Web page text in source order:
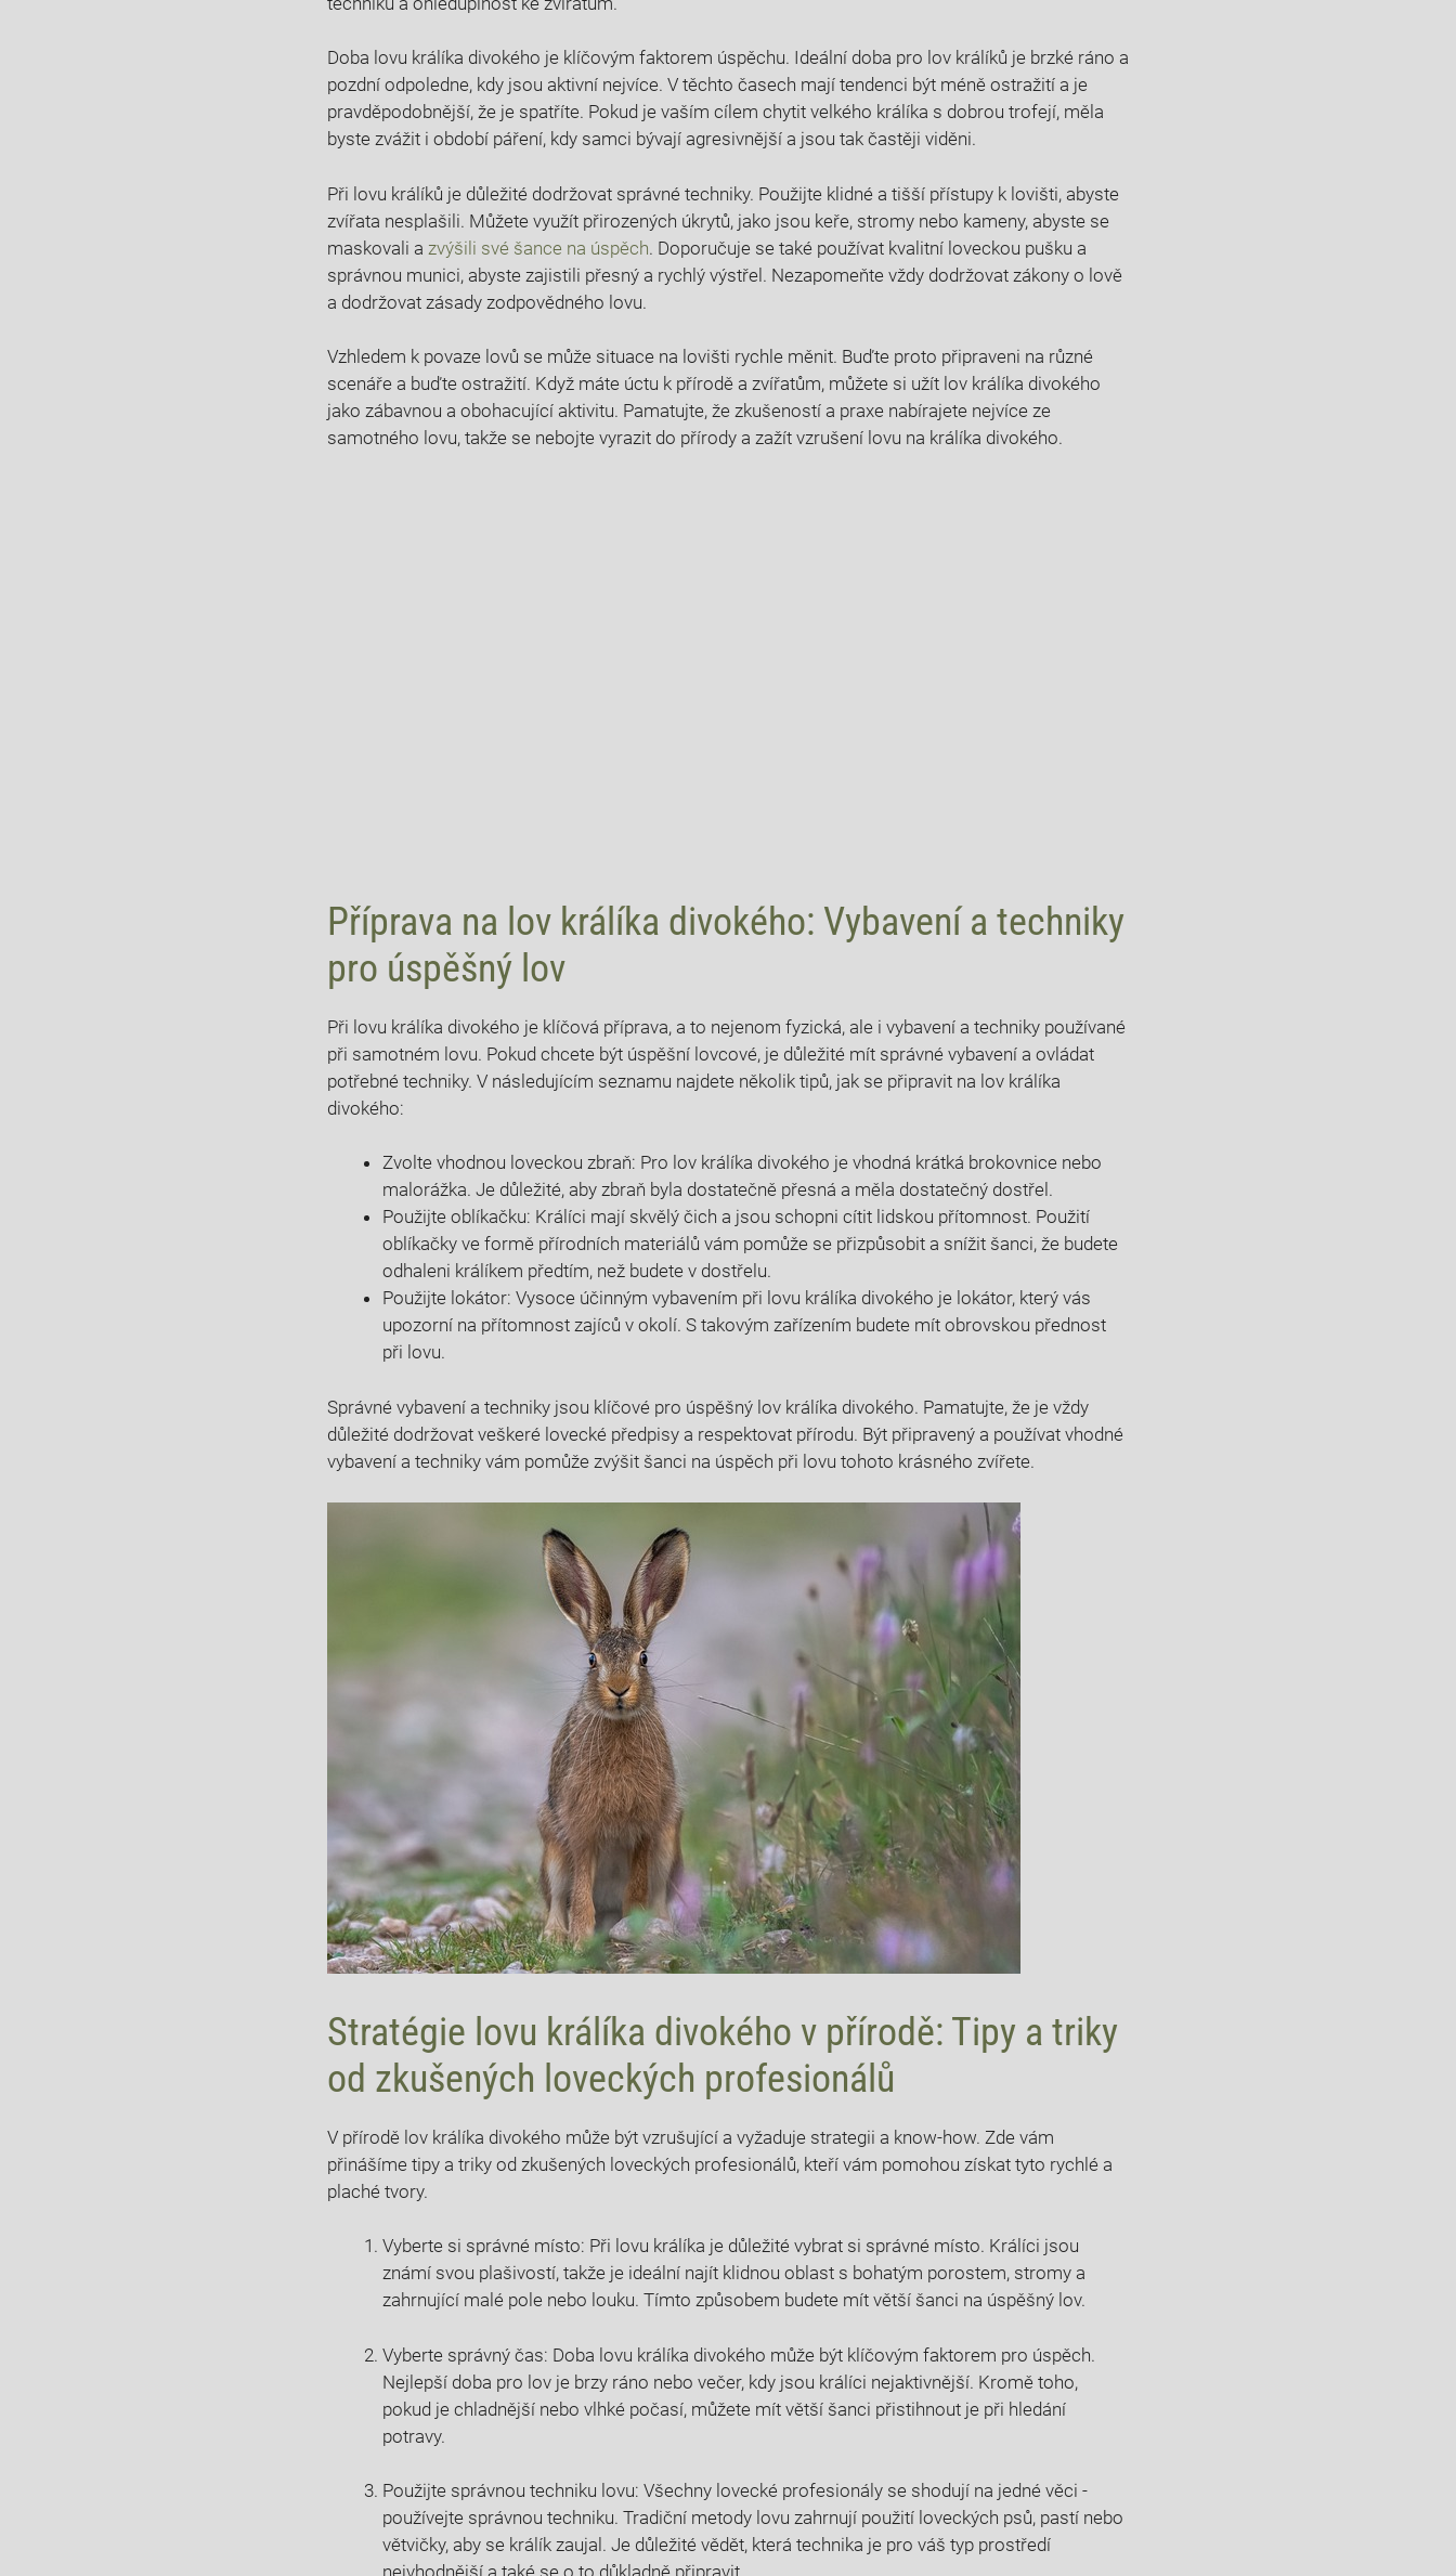
Doba lovu králíka divokého je klíčovým faktorem úspěchu. Ideální doba pro lov králíků je brzké ráno​ a
pozdní odpoledne, kdy jsou aktivní nejvíce. V těchto časech mají tendenci být⁤ méně ostražití a je
pravděpodobnější,‍ že je spatříte. Pokud je vaším cílem chytit velkého králíka s dobrou trofejí, měla
byste zvážit i období páření, kdy samci bývají agresivnější a jsou tak častěji viděni.
Při lovu králíků je důležité dodržovat správné techniky. Použijte klidné a tišší přístupy ‌k lovišti, abyste
zvířata nesplašili.​ Můžete využít přirozených úkrytů, jako jsou keře, stromy nebo kameny, abyste se
maskovali a zvýšili své šance na úspěch. Doporučuje se⁣ také používat kvalitní‍ loveckou pušku a
správnou munici, abyste zajistili přesný a rychlý výstřel. ⁣Nezapomeňte vždy⁤ dodržovat ⁣zákony o lově
a dodržovat zásady zodpovědného lovu.
Vzhledem k povaze lovů se může situace na lovišti rychle ‌měnit. Buďte proto připraveni na ‌různé
scenáře a buďte ostražití. Když máte úctu k přírodě a zvířatům, můžete si užít lov králíka divokého
jako zábavnou a obohacující aktivitu. Pamatujte, že zkušeností a praxe nabírajete nejvíce ze
samotného lovu, takže ⁢se nebojte⁣ vyrazit‍ do ‌přírody a zažít vzrušení‌ lovu na králíka divokého.
Příprava na lov králíka divokého: Vybavení a techniky
pro⁤ úspěšný lov
Při ⁢lovu králíka divokého je​ klíčová příprava, a to nejenom fyzická, ale i vybavení a techniky používané
⁢při ⁣samotném ⁤lovu. Pokud chcete být úspěšní lovcové, je důležité mít ​správné vybavení a ovládat‍
potřebné techniky.‍ V následujícím seznamu najdete několik ‌tipů, jak se připravit na ⁢lov králíka
divokého:
Zvolte vhodnou loveckou zbraň: Pro lov králíka ⁤divokého je vhodná krátká brokovnice nebo⁢
malorážka. Je důležité, aby zbraň byla dostatečně přesná a měla dostatečný dostřel.
Použijte oblíkačku: Králíci mají skvělý čich a jsou schopni cítit lidskou přítomnost.​ Použití
oblíkačky ve formě přírodních materiálů vám pomůže se ‌přizpůsobit a snížit šanci, že budete
odhaleni králíkem předtím, než budete v dostřelu.
Použijte lokátor: Vysoce účinným vybavením při lovu králíka divokého je lokátor, který vás⁣
upozorní na přítomnost zajíců v okolí. S takovým zařízením budete ​mít obrovskou přednost
při lovu.
Správné vybavení a techniky jsou klíčové pro úspěšný lov ⁤králíka divokého. Pamatujte, že je vždy⁢
důležité dodržovat veškeré lovecké předpisy a respektovat přírodu. Být připravený a používat vhodné
vybavení a​ techniky vám‌ pomůže zvýšit šanci na úspěch při ‍lovu⁤ tohoto krásného zvířete.
Stratégie lovu králíka divokého v přírodě: Tipy⁤ a triky
od zkušených loveckých profesionálů
V přírodě lov králíka divokého může⁣ být ⁣vzrušující ⁣a vyžaduje strategii a know-how. Zde vám
přinášíme tipy a triky od​ zkušených loveckých profesionálů, kteří vám pomohou ‌získat tyto rychlé a
plaché tvory.
Vyberte si správné místo: Při lovu králíka je důležité vybrat ⁢si správné místo. Králíci jsou
známí svou plašivostí, takže je ideální najít klidnou oblast s bohatým porostem, stromy a
zahrnující malé pole nebo louku.‌ Tímto způsobem⁣ budete mít větší šanci na úspěšný​ lov.
Vyberte správný čas: Doba lovu králíka divokého může být klíčovým‍ faktorem pro úspěch.
Nejlepší doba pro lov je brzy ráno nebo večer, kdy jsou králíci nejaktivnější. Kromě toho,
pokud je chladnější ⁢nebo vlhké⁣ počasí, můžete mít⁣ větší šanci přistihnout je při hledání
potravy.
Použijte‍ správnou techniku‍ lovu: Všechny lovecké profesionály se shodují na jedné věci ​-
používejte správnou techniku. Tradiční ⁤metody lovu zahrnují ‌použití loveckých⁤ psů, pastí nebo
větvičky, aby se králík zaujal. Je důležité vědět, která technika je pro váš typ prostředí
nejvhodnější a také se ‍o to důkladně připravit.